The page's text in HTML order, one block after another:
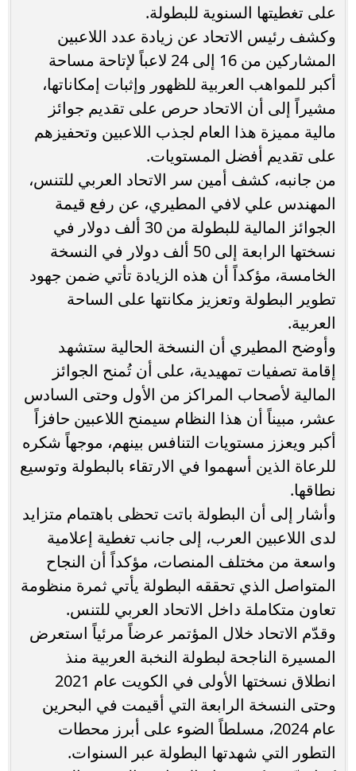
على تغطيتها السنوية للبطولة.
وكشف رئيس الاتحاد عن زيادة عدد اللاعبين
المشاركين من 16 إلى 24 لاعباً لإتاحة مساحة
أكبر للمواهب العربية للظهور وإثبات إمكاناتها،
مشيراً إلى أن الاتحاد حرص على تقديم جوائز
مالية مميزة هذا العام لجذب اللاعبين وتحفيزهم
على تقديم أفضل المستويات.
من جانبه، كشف أمين سر الاتحاد العربي للتنس،
المهندس علي لافي المطيري، عن رفع قيمة
الجوائز المالية للبطولة من 30 ألف دولار في
نسختها الرابعة إلى 50 ألف دولار في النسخة
الخامسة، مؤكداً أن هذه الزيادة تأتي ضمن جهود
تطوير البطولة وتعزيز مكانتها على الساحة
العربية.
وأوضح المطيري أن النسخة الحالية ستشهد
إقامة تصفيات تمهيدية، على أن تُمنح الجوائز
المالية لأصحاب المراكز من الأول وحتى السادس
عشر، مبيناً أن هذا النظام سيمنح اللاعبين حافزاً
أكبر ويعزز مستويات التنافس بينهم، موجهاً شكره
للرعاة الذين أسهموا في الارتقاء بالبطولة وتوسيع
نطاقها.
وأشار إلى أن البطولة باتت تحظى باهتمام متزايد
لدى اللاعبين العرب، إلى جانب تغطية إعلامية
واسعة من مختلف المنصات، مؤكداً أن النجاح
المتواصل الذي تحققه البطولة يأتي ثمرة منظومة
تعاون متكاملة داخل الاتحاد العربي للتنس.
وقدّم الاتحاد خلال المؤتمر عرضاً مرئياً استعرض
المسيرة الناجحة لبطولة النخبة العربية منذ
انطلاق نسختها الأولى في الكويت عام 2021
وحتى النسخة الرابعة التي أقيمت في البحرين
عام 2024، مسلطاً الضوء على أبرز محطات
التطور التي شهدتها البطولة عبر السنوات.